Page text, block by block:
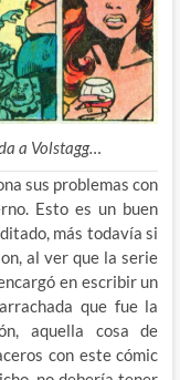
a Volstagg…
sus problemas con
Esto es un buen
más todavía si
al ver que la serie
en escribir un
que fue la
aquella cosa de
con este cómic